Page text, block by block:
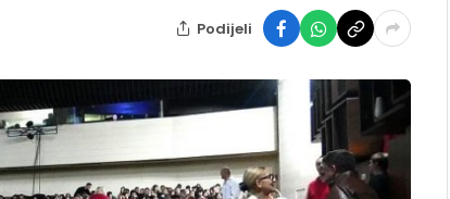
Podijeli